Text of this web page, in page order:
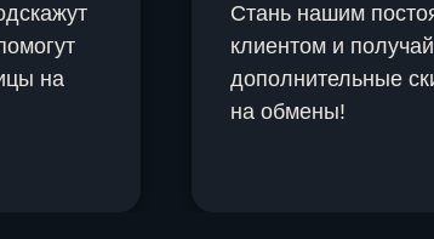
на
Стань нашим
клиентом и получай
дополнительные
на обмены!